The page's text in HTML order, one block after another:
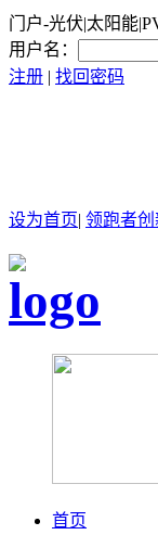
门户-光伏|太阳能
用户名：
注册 | 找回密码
设为首页| 领跑者
首页